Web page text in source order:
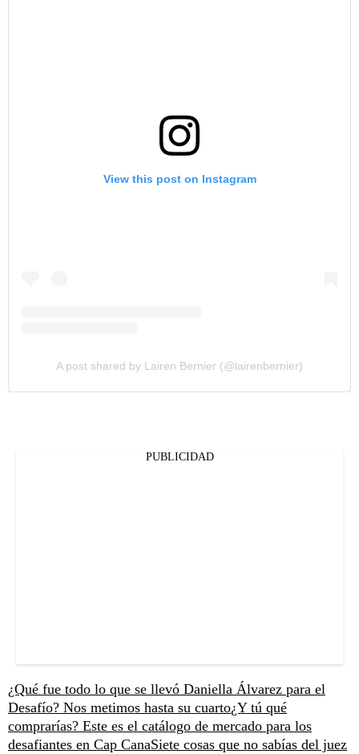
View this post on Instagram
A post shared by Lairen Bernier (@lairenbernier)
PUBLICIDAD
¿Qué fue todo lo que se llevó Daniella Álvarez para el
Desafío? Nos metimos hasta su cuarto¿Y tú qué
comprarías? Este es el catálogo de mercado para los
desafiantes en Cap CanaSiete cosas que no sabías del juez